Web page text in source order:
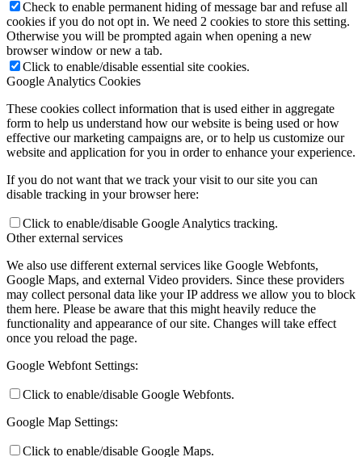
Check to enable permanent hiding of message bar and refuse all
cookies if you do not opt in. We need 2 cookies to store this setting.
Otherwise you will be prompted again when opening a new
browser window or new a tab.
Click to enable/disable essential site cookies.
Google Analytics Cookies
These cookies collect information that is used either in aggregate
form to help us understand how our website is being used or how
effective our marketing campaigns are, or to help us customize our
website and application for you in order to enhance your experience.
If you do not want that we track your visit to our site you can
disable tracking in your browser here:
Click to enable/disable Google Analytics tracking.
Other external services
We also use different external services like Google Webfonts,
Google Maps, and external Video providers. Since these providers
may collect personal data like your IP address we allow you to block
them here. Please be aware that this might heavily reduce the
functionality and appearance of our site. Changes will take effect
once you reload the page.
Google Webfont Settings:
Click to enable/disable Google Webfonts.
Google Map Settings:
Click to enable/disable Google Maps.